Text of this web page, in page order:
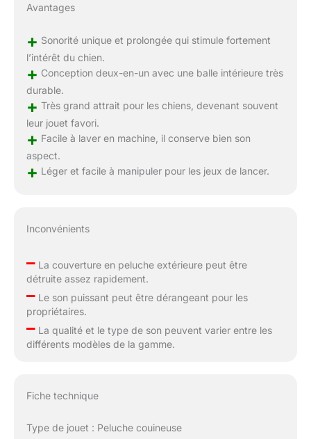
Avantages
+ Sonorité unique et prolongée qui stimule fortement
l’intérêt du chien.
+ Conception deux-en-un avec une balle intérieure très
durable.
+ Très grand attrait pour les chiens, devenant souvent
leur jouet favori.
+ Facile à laver en machine, il conserve bien son
aspect.
+ Léger et facile à manipuler pour les jeux de lancer.
Inconvénients
–La couverture en peluche extérieure peut être
détruite assez rapidement.
–Le son puissant peut être dérangeant pour les
propriétaires.
–La qualité et le type de son peuvent varier entre les
différents modèles de la gamme.
Fiche technique
Type de jouet : Peluche couineuse